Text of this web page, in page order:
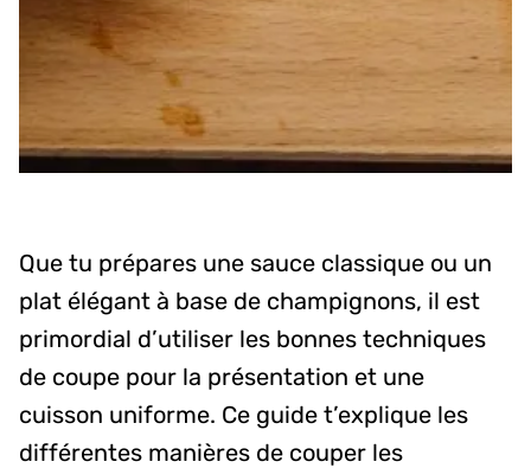
Que tu prépares une sauce classique ou un
plat élégant à base de champignons, il est
primordial d’utiliser les bonnes techniques
de coupe pour la présentation et une
cuisson uniforme. Ce guide t’explique les
différentes manières de couper les